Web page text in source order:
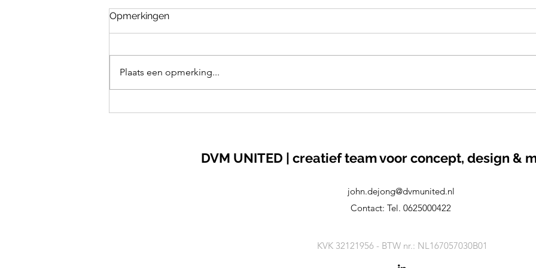
Opmerkingen
Plaats een opmerking...
DVM UNITED | creatief team voor concept, design &
john.dejong@dvmunited.nl
Contact: Tel. 0625000422
KVK 32121956 - BTW nr.: NL167057030B01